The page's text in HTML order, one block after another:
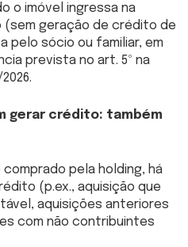
o imóvel ingressa na
(sem geração de crédito de
pelo sócio ou familiar, em
prevista no art. 5º na
gerar crédito: também
comprado pela holding, há
(p.ex., aquisição que
aquisições anteriores
com não contribuintes